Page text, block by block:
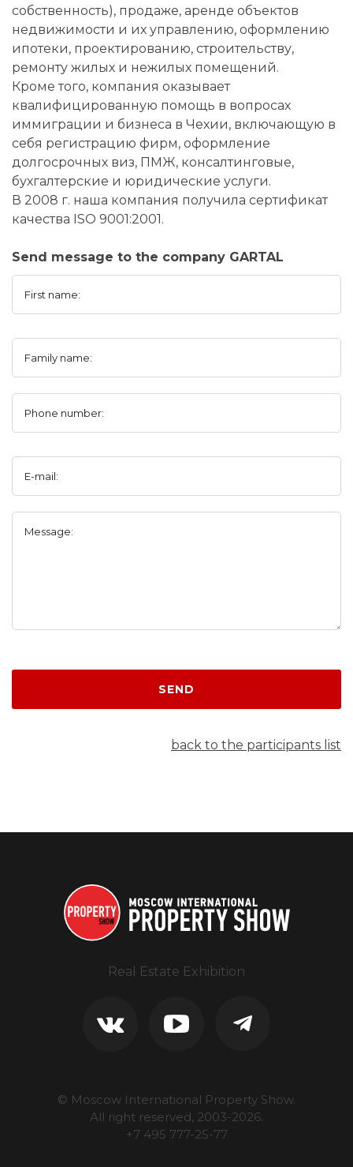
собственность), продаже, аренде объектов
недвижимости и их управлению, оформлению
ипотеки, проектированию, строительству,
ремонту жилых и нежилых помещений.
Кроме того, компания оказывает
квалифицированную помощь в вопросах
иммиграции и бизнеса в Чехии, включающую в
себя регистрацию фирм, оформление
долгосрочных виз, ПМЖ, консалтинговые,
бухгалтерские и юридические услуги.
В 2008 г. наша компания получила сертификат
качества ISO 9001:2001.
Send message to the company GARTAL
First name:
Family name:
Phone number:
E-mail:
Message:
SEND
back to the participants list
Real Estate Exhibition
© Moscow International Property Show.
All right reserved, 2003-2026.
+7 495 777-25-77